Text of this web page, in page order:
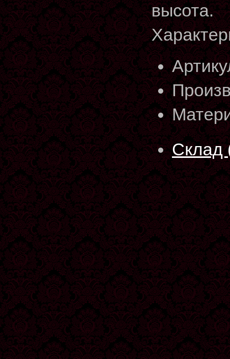
высота.
Склад